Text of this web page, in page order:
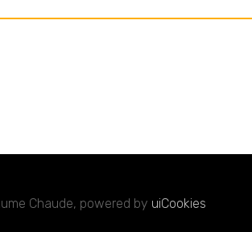
Chaude, powered by uiCookies